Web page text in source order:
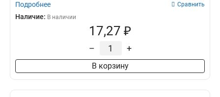
Подробнее Сравнить
Наличие: В наличии
17,27 ₽
– +
В корзину